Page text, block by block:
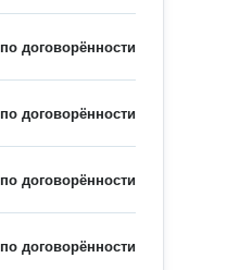
по договорённости
по договорённости
по договорённости
по договорённости